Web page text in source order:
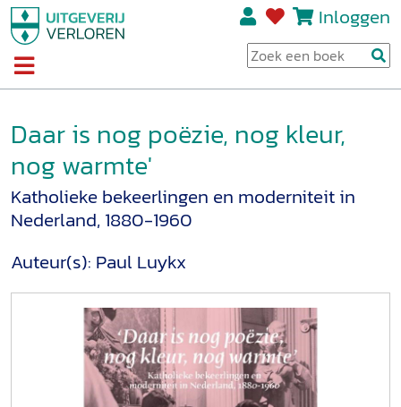
Inloggen
Daar is nog poëzie, nog kleur,
nog warmte'
Katholieke bekeerlingen en moderniteit in
Nederland, 1880-1960
Auteur(s): Paul Luykx